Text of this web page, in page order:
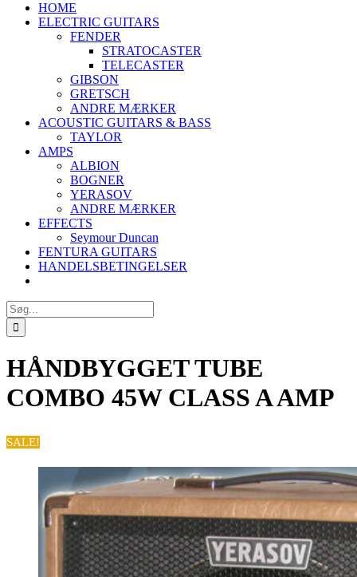
HOME
ELECTRIC GUITARS
FENDER
STRATOCASTER
TELECASTER
GIBSON
GRETSCH
ANDRE MÆRKER
ACOUSTIC GUITARS & BASS
TAYLOR
AMPS
ALBION
BOGNER
YERASOV
ANDRE MÆRKER
EFFECTS
Seymour Duncan
FENTURA GUITARS
HANDELSBETINGELSER
Søg
efter:
HÅNDBYGGET TUBE
COMBO 45W CLASS A AMP
SALE!